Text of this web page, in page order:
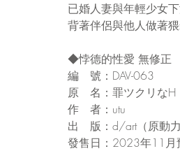
已婚人妻與年輕少女
背著伴侶與他人做著
◆悖德的性愛 無修正
編　號：DAV-063
原　名：罪ツクリなH
作　者：utu
出　版：d/art（原動力
發售日：2023年11月